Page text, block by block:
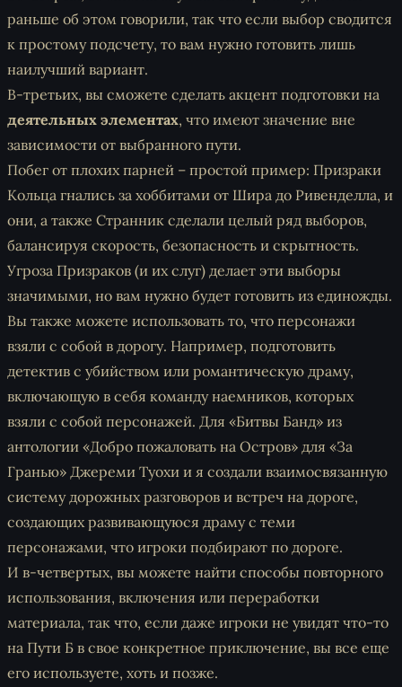
раньше об этом говорили, так что если выбор сводится
к простому подсчету, то вам нужно готовить лишь
наилучший вариант.
В-третьих, вы сможете сделать акцент подготовки на
деятельных элементах, что имеют значение вне
зависимости от выбранного пути.
Побег от плохих парней – простой пример: Призраки
Кольца гнались за хоббитами от Шира до Ривенделла, и
они, а также Странник сделали целый ряд выборов,
балансируя скорость, безопасность и скрытность.
Угроза Призраков (и их слуг) делает эти выборы
значимыми, но вам нужно будет готовить из единожды.
Вы также можете использовать то, что персонажи
взяли с собой в дорогу. Например, подготовить
детектив с убийством или романтическую драму,
включающую в себя команду наемников, которых
взяли с собой персонажей. Для «Битвы Банд» из
антологии «Добро пожаловать на Остров» для «За
Гранью» Джереми Туохи и я создали взаимосвязанную
систему дорожных разговоров и встреч на дороге,
создающих развивающуюся драму с теми
персонажами, что игроки подбирают по дороге.
И в-четвертых, вы можете найти способы повторного
использования, включения или переработки
материала, так что, если даже игроки не увидят что-то
на Пути Б в свое конкретное приключение, вы все еще
его используете, хоть и позже.